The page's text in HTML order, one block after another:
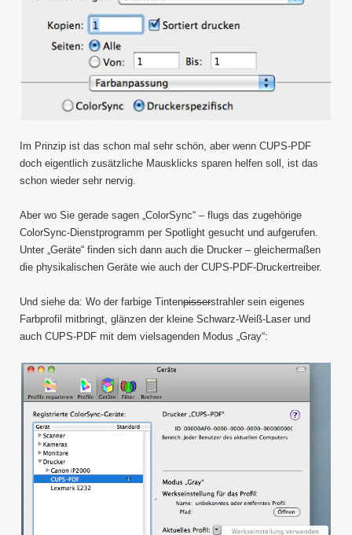
Im Prinzip ist das schon mal sehr schön, aber wenn CUPS-PDF
doch eigentlich zusätzliche Mausklicks sparen helfen soll, ist das
schon wieder sehr nervig.
Aber wo Sie gerade sagen „ColorSync“ – flugs das zugehörige
ColorSync-Dienstprogramm per Spotlight gesucht und aufgerufen.
Unter „Geräte“ finden sich dann auch die Drucker – gleichermaßen
die physikalischen Geräte wie auch der CUPS-PDF-Druckertreiber.
Und siehe da: Wo der farbige Tintenpisserstrahler sein eigenes
Farbprofil mitbringt, glänzen der kleine Schwarz-Weiß-Laser und
auch CUPS-PDF mit dem vielsagenden Modus „Gray“: